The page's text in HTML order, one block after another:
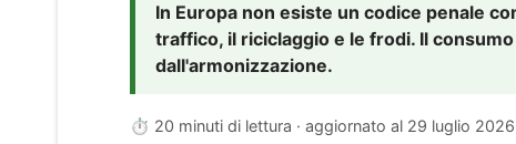
In Europa non esiste un codice penale
traffico, il riciclaggio e le frodi. Il
dall'armonizzazione.
⏱ 20 minuti di lettura · aggiornato al 29 luglio 2026